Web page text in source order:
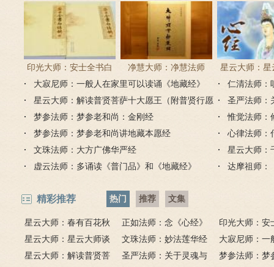
印光大师：安士全书白
话解
净慧大师：净慧法师
《楞严经》浅译
星云大师：星
《心经
大寂尼师：一般人在家里可以读诵《地藏经》
吗？
仁清法师：
星云大师：解读普贤菩萨十大愿王（附普贤行愿
品全文）
圣严法师：
梦参法师：梦参老和尚：金刚经
惟觉法师：
梦参法师：梦参老和尚讲地藏本愿经
心律法师：
文珠法师：大方广佛华严经
星云大师：
虚云法师：多诵读《普门品》和《地藏经》
达摩祖师：
精彩推荐 热门 推荐 文集
星云大师：春有百花秋
有月，夏有凉风冬有雪；
若无闲事挂心头，便是人
正如法师：念《心经》
比《大悲咒》更好吗？
印光大师：安
话解
星云大师：星云大师谈
《心经》
文珠法师：妙法莲华经
大寂尼师：一
里可以读诵《
星云大师：解读普贤菩
圣严法师：关于灵魂与
梦参法师：梦